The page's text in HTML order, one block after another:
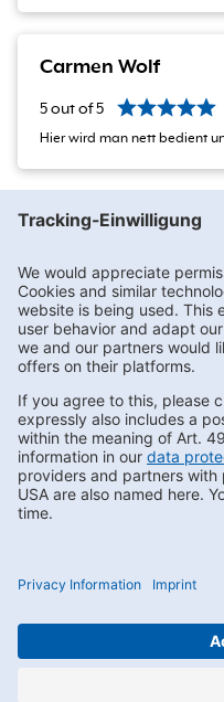
Carmen Wolf
5out of5
Hier wird man nett bedient
Getränke Hoffmann /